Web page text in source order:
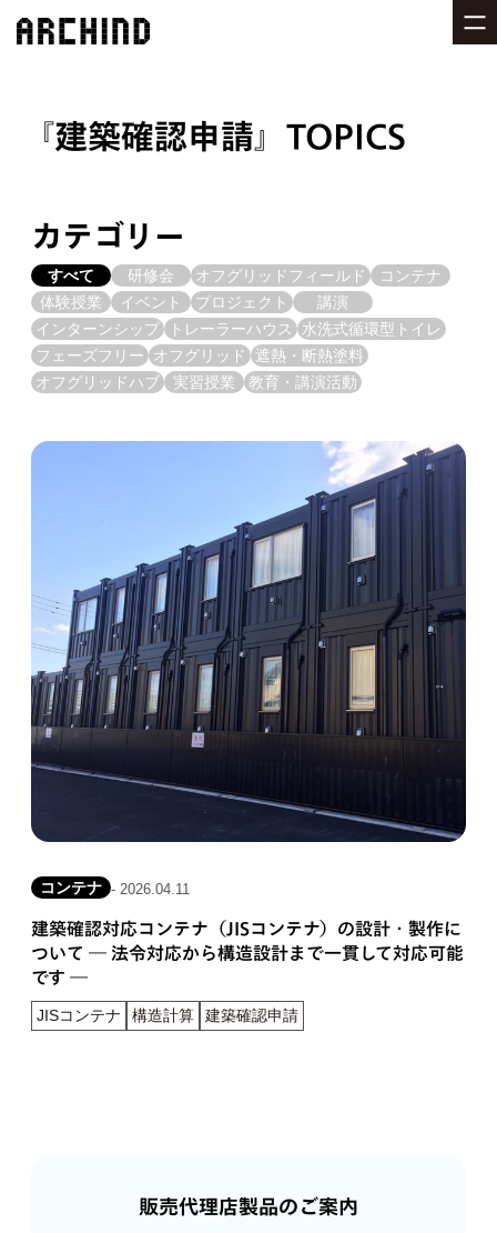
建築確認申請 TOPICS
カテゴリー
すべて 研修会 オフグリッドフィールド
コンテナ
体験授業
イベント プロジェクト
講演
インターンシップ
トレーラーハウス
水洗式循環型トイレ
フェーズフリー
オフグリッド
遮熱・断熱塗料
オフグリッドハブ
実習授業 教育・講演活動
コンテナ - 2026.04.11
建築確認対応コンテナ（JISコンテナ）の設計・製作に
ついて ― 法令対応から構造設計まで一貫して対応可能
です ―
JISコンテナ
構造計算 建築確認申請
販売代理店製品のご案内